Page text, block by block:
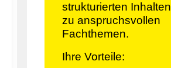
strukturierten Inhalten
zu anspruchsvollen
Fachthemen.
Ihre Vorteile: